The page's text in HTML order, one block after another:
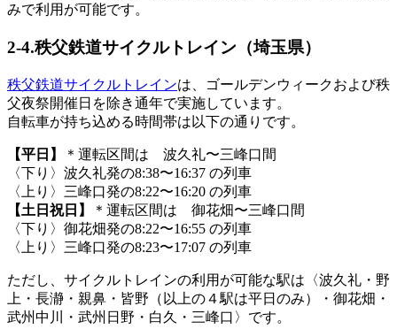
みで利用が可能です。
2-4.秩父鉄道サイクルトレイン（埼玉県）
秩父鉄道サイクルトレインは、ゴールデンウィークおよび秩
父夜祭開催日を除き通年で実施しています。
自転車が持ち込める時間帯は以下の通りです。
【平日】
＊運転区間は 波久礼〜三峰口間
〈下り〉波久礼発の8:38〜16:37 の列車
〈上り〉三峰口発の8:22〜16:20 の列車
【土日祝日】
＊運転区間は 御花畑〜三峰口間
〈下り〉御花畑発の8:22〜16:55 の列車
〈上り〉三峰口発の8:23〜17:07 の列車
ただし、サイクルトレインの利用が可能な駅は〈波久礼・野
上・長瀞・親鼻・皆野（以上の４駅は平日のみ）・御花畑・
武州中川・武州日野・白久・三峰口〉です。